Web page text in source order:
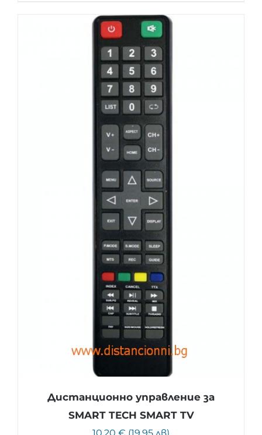
Дистанционно управление за
SMART TECH SMART TV